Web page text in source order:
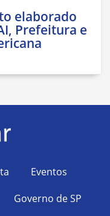
elaborado
Prefeitura e
Eventos
Governo de SP